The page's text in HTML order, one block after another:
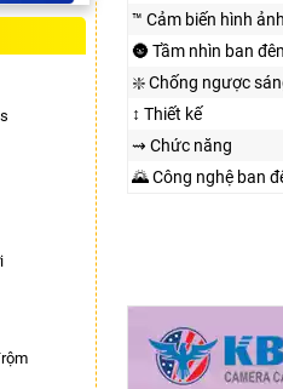
™️ Cảm biến hình ảnh
🌚 Tầm nhìn ban
❇️ Chống ngược
↕️ Thiết kế
⇝ Chức năng
🌄 Công nghệ ban